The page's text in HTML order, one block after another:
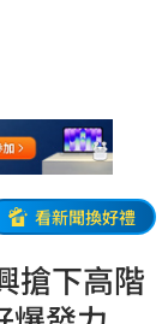
看新聞換好禮
搶下高階